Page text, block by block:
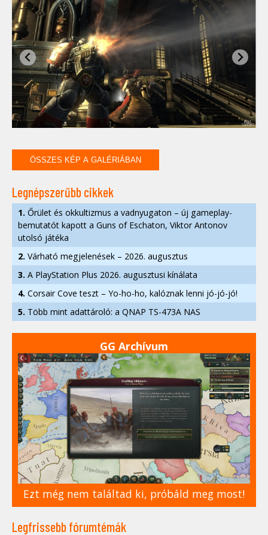
ÖSSZES KÉP A GALÉRIÁBAN
Legnépszerűbb cikkek
1. Őrület és okkultizmus a vadnyugaton – új gameplay-
bemutatót kapott a Guns of Eschaton, Viktor Antonov
utolsó játéka
2. Várható megjelenések – 2026. augusztus
3. A PlayStation Plus 2026. augusztusi kínálata
4. Corsair Cove teszt – Yo-ho-ho, kalóznak lenni jó-jó-jó!
5. Több mint adattároló: a QNAP TS-473A NAS
GG Archívum
Ezt még nem találtad ki, próbáld meg most!
Legfrissebb fórumtémák